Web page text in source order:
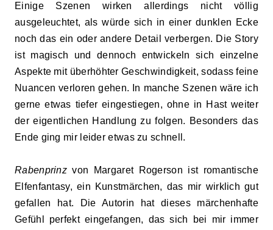
Einige Szenen wirken allerdings nicht völlig
ausgeleuchtet, als würde sich in einer dunklen Ecke
noch das ein oder andere Detail verbergen. Die Story
ist magisch und dennoch entwickeln sich einzelne
Aspekte mit überhöhter Geschwindigkeit, sodass feine
Nuancen verloren gehen. In manche Szenen wäre ich
gerne etwas tiefer eingestiegen, ohne in Hast weiter
der eigentlichen Handlung zu folgen. Besonders das
Ende ging mir leider etwas zu schnell.
Rabenprinz von Margaret Rogerson ist romantische
Elfenfantasy, ein Kunstmärchen, das mir wirklich gut
gefallen hat. Die Autorin hat dieses märchenhafte
Gefühl perfekt eingefangen, das sich bei mir immer